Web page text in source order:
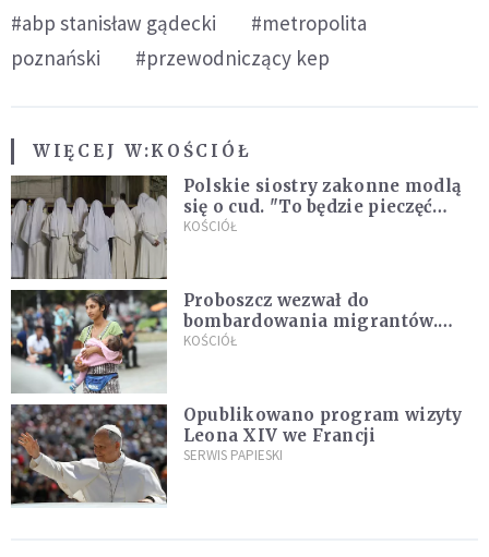
#abp stanisław gądecki
#metropolita
poznański
#przewodniczący kep
WIĘCEJ W:KOŚCIÓŁ
Polskie siostry zakonne modlą
się o cud. "To będzie pieczęć
Pana Boga dla naszej wiary"
KOŚCIÓŁ
Proboszcz wezwał do
bombardowania migrantów.
"Masowy ogień przeciwko
KOŚCIÓŁ
Opublikowano program wizyty
Leona XIV we Francji
SERWIS PAPIESKI